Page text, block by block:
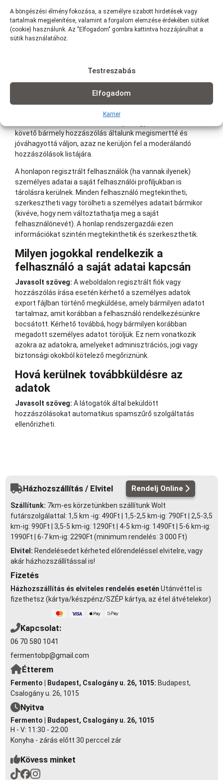
A böngészési élmény fokozása, a személyre szabott hirdetések vagy
tartalmak megjelenítése, valamint a forgalom elemzése érdekében sütiket
(cookie) használunk. Az "Elfogadom" gombra kattintva hozzájárulhat a
sütik használatához.
Elfogadom
Testreszabás
Karrier
Kivel osztjuk meg a felhasználói
adatokat
Javasolt szöveg:
Mennyi ideig őrizzük a személyes
adatot
annak metaadatai nem meghatározható ideig a
követő bármely hozzászólás általunk megismertté és
jóváhagyottá váljon, azaz ne kerüljön fel a moderálandó
hozzászólások listájára.
A honlapon regisztrált felhasználók (ha vannak ilyenek)
személyes adatai a saját felhasználói profiljukban is
tárolásra kerülnek. Minden felhasználó megtekintheti,
szerkesztheti vagy törölheti a személyes adatait bármikor
(kivéve, hogy nem változtathatja meg a saját
felhasználónevét). A honlap rendszergazdái ezen
információkat szintén megtekinthetik és szerkeszthetik.
Milyen jogokkal rendelkezik a
felhasználó a saját adatai kapcsán
Javasolt szöveg: A weboldalon regisztrált fiók vagy
hozzászólás írása esetén kérhető a személyes adatok
export fájlban történő megküldése, amely bármilyen adatot
tartalmaz, amit korábban a felhasználó rendelkezésünkre
bocsátott. Kérhető továbbá, hogy bármilyen korábban
megadott személyes adatot töröljük. Ez nem vonatkozik
azokra az adatokra, amelyeket adminisztrációs, jogi vagy
biztonsági okokból kötelező megőriznünk.
Hová kerülnek továbbküldésre az
adatok
Javasolt szöveg: A látogatók által beküldött
hozzászólásokat automatikus spamszűrő szolgáltatás
ellenőrizheti.
Házhozszállítás / Elvitel Rendelj Online
Szállítunk: 7km-es körzetünkben szállítunk Wolt
futárszolgálattal: 1,5 km -ig: 490Ft | 1,5-2,5 km-ig: 790Ft | 2,5-3,5
km-ig: 990Ft | 3,5-5 km-ig: 1290Ft | 4-5 km-ig: 1490Ft | 5-6 km-ig:
1990Ft | 6-7 km-ig: 2290Ft (minimum rendelés: 3 000 Ft)
Elvitel: Rendelésedet kérheted előrendeléssel elvitelre, vagy
akár házhozszállítással is!
Fizetés
Házhozszállítás és elviteles rendelés esetén Utánvéttel is
fizethetsz (kártya/készpénz/SZÉP kártya, az étel átvételekor)
Kapcsolat:
06 70 580 1041
fermentobp@gmail.com
Étterem
Fermento | Budapest, Csalogány u. 26, 1015: Budapest,
Csalogány u. 26, 1015
Nyitva
Fermento | Budapest, Csalogány u. 26, 1015
H - V: 11:30 - 22:00
Konyha - zárás előtt 30 perccel zár
Kövess minket